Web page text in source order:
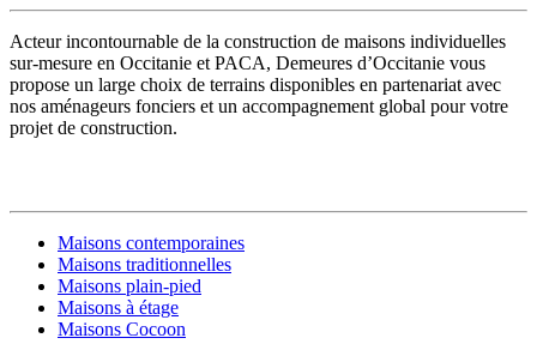
Acteur incontournable de la construction de maisons individuelles
sur-mesure en Occitanie et PACA, Demeures d’Occitanie vous
propose un large choix de terrains disponibles en partenariat avec
nos aménageurs fonciers et un accompagnement global pour votre
projet de construction.
Maisons contemporaines
Maisons traditionnelles
Maisons plain-pied
Maisons à étage
Maisons Cocoon